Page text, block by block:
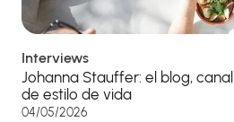
Interviews
Johanna Stauffer: el blog,
de estilo de vida
04/05/2026